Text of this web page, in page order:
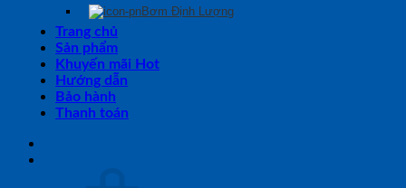
Bơm Định Lượng
Trang chủ
Sản phẩm
Khuyến mãi Hot
Hướng dẫn
Bảo hành
Thanh toán